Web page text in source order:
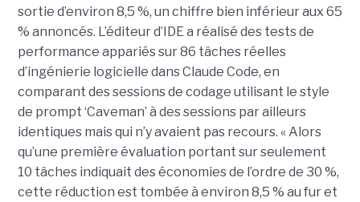
sortie d’environ 8,5 %, un chiffre bien inférieur aux 65
% annoncés. L’éditeur d’IDE a réalisé des tests de
performance appariés sur 86 tâches réelles
d’ingénierie logicielle dans Claude Code, en
comparant des sessions de codage utilisant le style
de prompt ‘Caveman’ à des sessions par ailleurs
identiques mais qui n’y avaient pas recours. « Alors
qu’une première évaluation portant sur seulement
10 tâches indiquait des économies de l’ordre de 30 %,
cette réduction est tombée à environ 8,5 % au fur et